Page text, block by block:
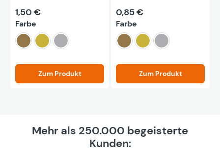
1,50 €
Farbe
bronzegold silber
Zum Produkt
0,85 €
Farbe
bronzegold silber
Zum Produkt
Mehr als 250.000 begeisterte
Kunden: